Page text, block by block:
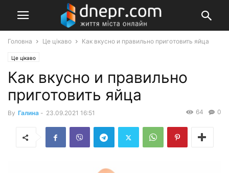
Головна Це цікаво Как вкусно и правильно приготовить яйца
Це цікаво
Как вкусно и правильно
приготовить яйца
By Галина - 23.09.2021 16:51 0
64